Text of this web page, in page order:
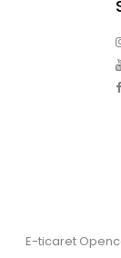
E-ticaret